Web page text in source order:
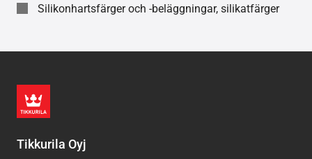
Silikonhartsfärger och -beläggningar, silikatfärger
Tikkurila Oyj